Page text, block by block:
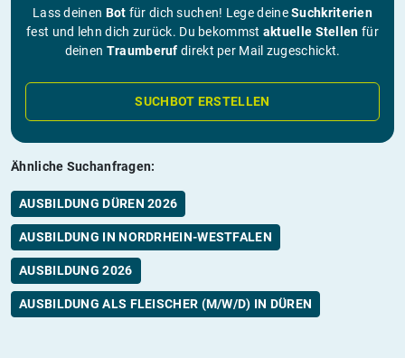
Lass deinen Bot für dich suchen! Lege deineSuchkriterien
fest und lehn dich zurück. Du bekommst aktuelle Stellen für
deinen Traumberuf direkt per Mail zugeschickt.
SUCHBOT ERSTELLEN
Ähnliche Suchanfragen:
AUSBILDUNG DÜREN 2026
AUSBILDUNG IN NORDRHEIN-WESTFALEN
AUSBILDUNG 2026
AUSBILDUNG ALS FLEISCHER (M/W/D) IN DÜREN